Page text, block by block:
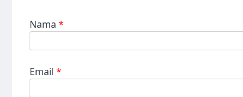
Nama *
Email *